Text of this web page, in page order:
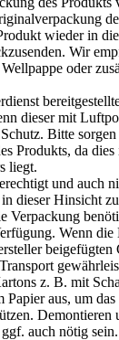
wieder in
Wir
oder
dieser mit
Bitte
Produkts, da
liegt.
und auch
dieser Hinsicht
Verpackung
Wenn
z. B. mit
Papier aus, um
Demontieren
auch nötig sein.